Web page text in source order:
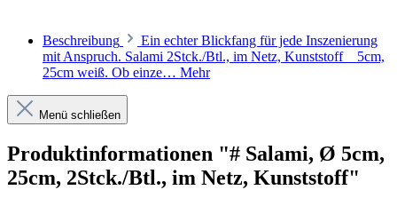
Beschreibung
Ein echter Blickfang für jede Inszenierung
mit Anspruch. Salami 2Stck./Btl., im Netz, Kunststoff _ 5cm,
25cm weiß. Ob einze… Mehr
Menü schließen
Produktinformationen "# Salami, Ø 5cm,
25cm, 2Stck./Btl., im Netz, Kunststoff"